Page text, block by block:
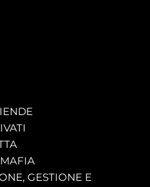
GESTIONE E